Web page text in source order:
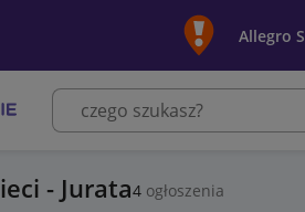
Allegro
- Jurata4 ogłoszenia